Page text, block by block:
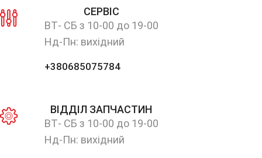
СЕРВІС
ВТ- СБ з 10-00 до 19-00
Нд-Пн: вихідний
+380685075784
ВІДДІЛ ЗАПЧАСТИН
ВТ- СБ з 10-00 до 19-00
Нд-Пн: вихідний